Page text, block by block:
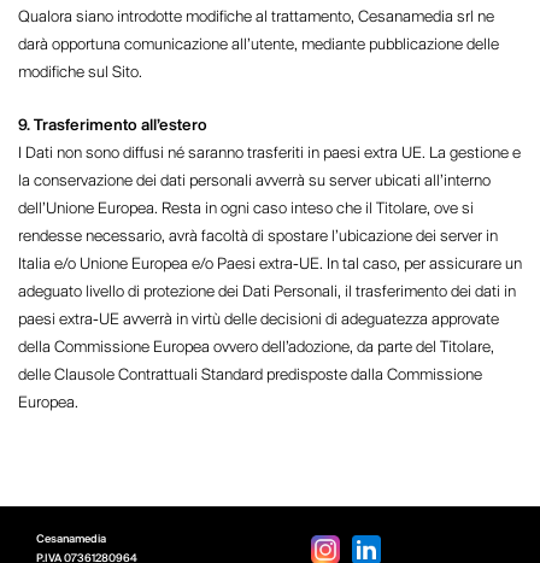
Qualora siano introdotte modifiche al trattamento, Cesanamedia srl ne
darà opportuna comunicazione all’utente, mediante pubblicazione delle
modifiche sul Sito.
9. Trasferimento all’estero
I Dati non sono diffusi né saranno trasferiti in paesi extra UE. La gestione e
la conservazione dei dati personali avverrà su server ubicati all’interno
dell’Unione Europea. Resta in ogni caso inteso che il Titolare, ove si
rendesse necessario, avrà facoltà di spostare l’ubicazione dei server in
Italia e/o Unione Europea e/o Paesi extra-UE. In tal caso, per assicurare un
adeguato livello di protezione dei Dati Personali, il trasferimento dei dati in
paesi extra-UE avverrà in virtù delle decisioni di adeguatezza approvate
della Commissione Europea ovvero dell’adozione, da parte del Titolare,
delle Clausole Contrattuali Standard predisposte dalla Commissione
Europea.
Cesanamedia
P.IVA07361280964